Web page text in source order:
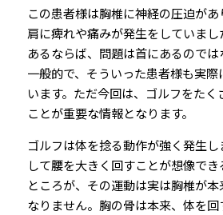
この患者様は胸椎に神経の圧迫が
肩に痺れや痛みが発生をしていま
あるならば、問題は首にあるので
一般的で、そういった患者様も実
います。ただ今回は、ゴルフをたく
ことが重要な情報となります。
ゴルフは体を捻る動作が強く発生
して腰を大きく回すことが想像でき
ところが、その運動は実は胸椎が
なりません。胸の骨は本来、体を